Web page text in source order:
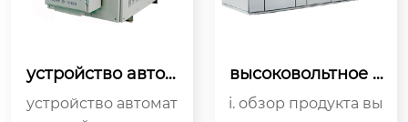
устройство автом
нсации реактивн
устройство автомат
высоковольтное а
втоматическое ус
тройство компенс
i. обзор продукта вы